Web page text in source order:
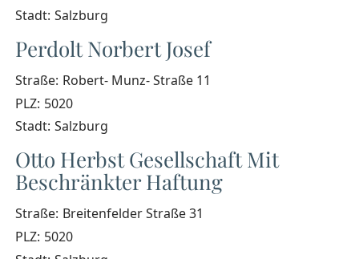
Stadt: Salzburg
Perdolt Norbert Josef
Straße: Robert- Munz- Straße 11
PLZ: 5020
Stadt: Salzburg
Otto Herbst Gesellschaft Mit
Beschränkter Haftung
Straße: Breitenfelder Straße 31
PLZ: 5020